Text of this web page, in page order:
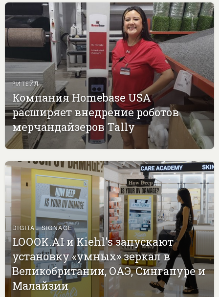
РИТЕЙЛ
Компания Homebase USA
расширяет внедрение роботов
мерчандайзеров Tally
DIGITAL SIGNAGE
LOOOK.AI и Kiehl's запускают
установку «умных» зеркал в
Великобритании, ОАЭ, Сингапуре и
Малайзии